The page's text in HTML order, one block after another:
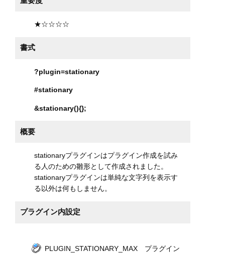
★☆☆☆☆
書式
?plugin=stationary
#stationary
&stationary(){};
概要
stationaryプラグインはプラグイン作成を試み
る人のための雛形として作成されました。
stationaryプラグインは単純な文字列を表示す
る以外は何もしません。
プラグイン内設定
PLUGIN_STATIONARY_MAX プラグイン